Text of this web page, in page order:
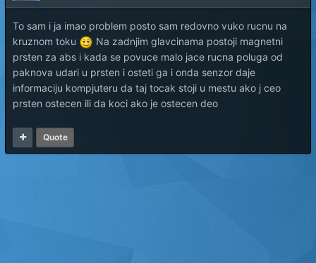
To sam i ja imao problem posto sam redovno vuko rucnu na
kruznom toku
Na zadnjim glavcinama postoji magnetni
prsten za abs i kada se povuce malo jace rucna poluga od
paknova udari u prsten i osteti ga i onda senzor daje
informaciju kompjuteru da taj tocak stoji u mestu ako j ceo
prsten ostecen ili da koci ako je ostecen deo
Quote